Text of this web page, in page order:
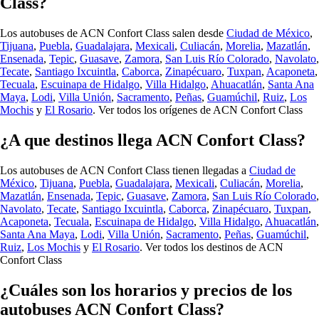
Los autobuses de ACN Confort Class salen desde Ciudad de México,
Tijuana, Puebla, Guadalajara, Mexicali, Culiacán, Morelia, Mazatlán,
Ensenada, Tepic, Guasave, Zamora, San Luis Río Colorado, Navolato,
Tecate, Santiago Ixcuintla, Caborca, Zinapécuaro, Tuxpan, Acaponeta,
Tecuala, Escuinapa de Hidalgo, Villa Hidalgo, Ahuacatlán, Santa Ana
Maya, Lodi, Villa Unión, Sacramento, Peñas, Guamúchil, Ruiz, Los
Mochis y El Rosario. Ver todos los orígenes de ACN Confort Class
¿A que destinos llega ACN Confort Class?
Los autobuses de ACN Confort Class tienen llegadas a Ciudad de
México, Tijuana, Puebla, Guadalajara, Mexicali, Culiacán, Morelia,
Mazatlán, Ensenada, Tepic, Guasave, Zamora, San Luis Río Colorado,
Navolato, Tecate, Santiago Ixcuintla, Caborca, Zinapécuaro, Tuxpan,
Acaponeta, Tecuala, Escuinapa de Hidalgo, Villa Hidalgo, Ahuacatlán,
Santa Ana Maya, Lodi, Villa Unión, Sacramento, Peñas, Guamúchil,
Ruiz, Los Mochis y El Rosario. Ver todos los destinos de ACN
Confort Class
¿Cuáles son los horarios y precios de los
autobuses ACN Confort Class?